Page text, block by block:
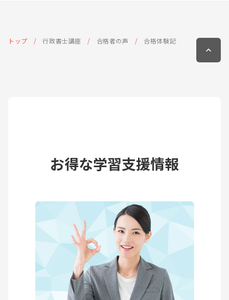
トップ 行政書士講座 合格者の声 合格体験記
お得な学習支援情報